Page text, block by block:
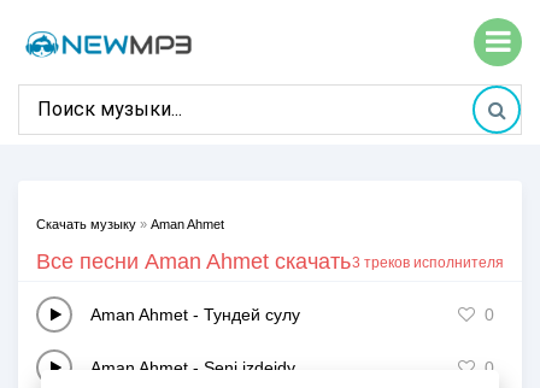
Скачать музыку » Aman Ahmet
Все песни Aman Ahmet скачать3 треков исполнителя
Aman Ahmet - Тундей сулу 0
Aman Ahmet - Seni izdeidy 0